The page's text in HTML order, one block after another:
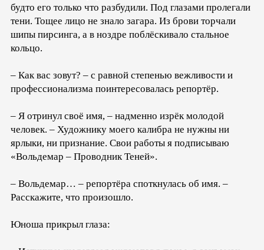
будто его только что разбудили. Под глазами пролегали
тени. Тощее лицо не знало загара. Из брови торчали
шипы пирсинга, а в ноздре поблёскивало стальное
кольцо.
– Как вас зовут? – с равной степенью вежливости и
профессионализма поинтересовалась репортёр.
– Я отринул своё имя, – надменно изрёк молодой
человек. – Художнику моего калибра не нужны ни
ярлыки, ни признание. Свои работы я подписываю
«Вольдемар – Проводник Теней».
– Вольдемар… – репортёра споткнулась об имя. –
Расскажите, что произошло.
Юноша прикрыл глаза: